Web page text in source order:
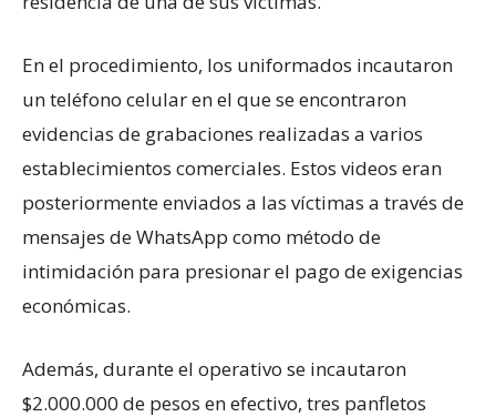
En el procedimiento, los uniformados incautaron
un teléfono celular en el que se encontraron
evidencias de grabaciones realizadas a varios
establecimientos comerciales. Estos videos eran
posteriormente enviados a las víctimas a través de
mensajes de WhatsApp como método de
intimidación para presionar el pago de exigencias
económicas.
Además, durante el operativo se incautaron
$2.000.000 de pesos en efectivo, tres panfletos